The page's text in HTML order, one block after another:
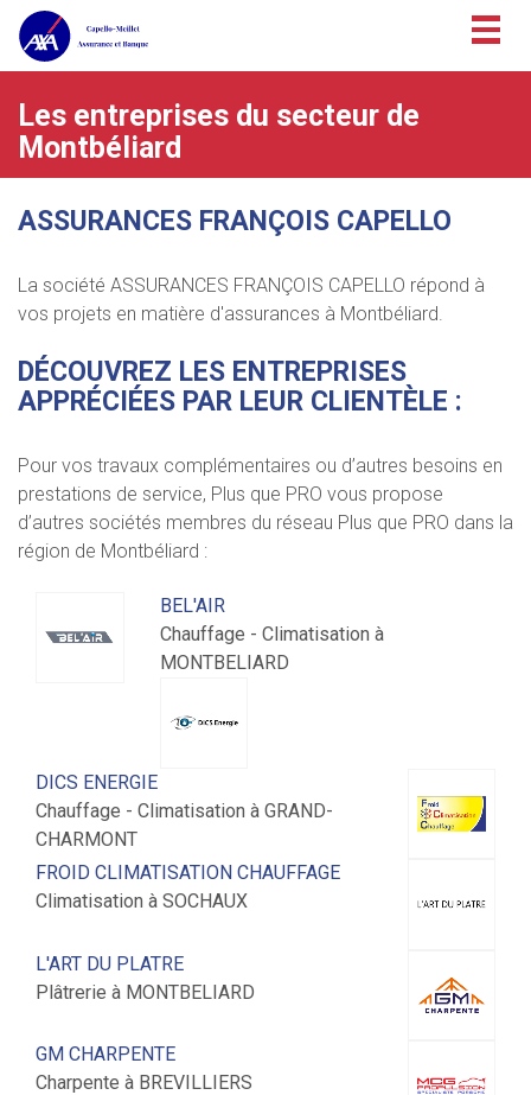
Les entreprises du secteur de
Montbéliard
ASSURANCES FRANÇOIS CAPELLO
La société ASSURANCES FRANÇOIS CAPELLO répond à
vos projets en matière d'assurances à Montbéliard.
DÉCOUVREZ LES ENTREPRISES
APPRÉCIÉES PAR LEUR CLIENTÈLE :
Pour vos travaux complémentaires ou d’autres besoins en
prestations de service, Plus que PRO vous propose
d’autres sociétés membres du réseau Plus que PRO dans la
région de Montbéliard :
BEL'AIR
Chauffage - Climatisation à
MONTBELIARD
DICS ENERGIE
Chauffage - Climatisation à GRAND-
CHARMONT
FROID CLIMATISATION CHAUFFAGE
Climatisation à SOCHAUX
L'ART DU PLATRE
Plâtrerie à MONTBELIARD
GM CHARPENTE
Charpente à BREVILLIERS